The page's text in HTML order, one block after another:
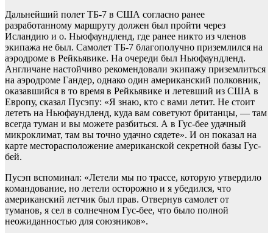
Дальнейший полет ТБ-7 в США согласно ранее
разработанному маршруту должен был пройти через
Исландию и о. Ньюфаундленд, где ранее никто из членов
экипажа не был. Самолет ТБ-7 благополучно приземлился на
аэродроме в Рейкьявике. На очереди был Ньюфаундленд.
Англичане настойчиво рекомендовали экипажу приземлиться
на аэродроме Гандер, однако один американский полковник,
оказавшийся в то время в Рейкьявике и летевший из США в
Европу, сказал Пусэпу: «Я знаю, кто с вами летит. Не стоит
лететь на Ньюфаундленд, куда вам советуют британцы, — там
всегда туман и вы можете разбиться. А в Гус-бее удачный
микроклимат, там вы точно удачно сядете». И он показал на
карте месторасположение американской секретной базы Гус-
бей.
Пусэп вспоминал: «Летели мы по трассе, которую утвердило
командование, но летели осторожно и я убедился, что
американский летчик был прав. Отвернув самолет от
туманов, я сел в солнечном Гус-бее, что было полной
неожиданностью для союзников».